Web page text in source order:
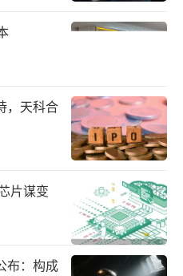
延续，特别是当核心产
专利陆续到期时，如
接棒，成为悬在石药
好在，接棒者似乎已
在药企传承这一永恒
定尤为关键，这同样
可忽视的一环。随着
台前，石药集团在这一
，天科合
片谋变
布：构成